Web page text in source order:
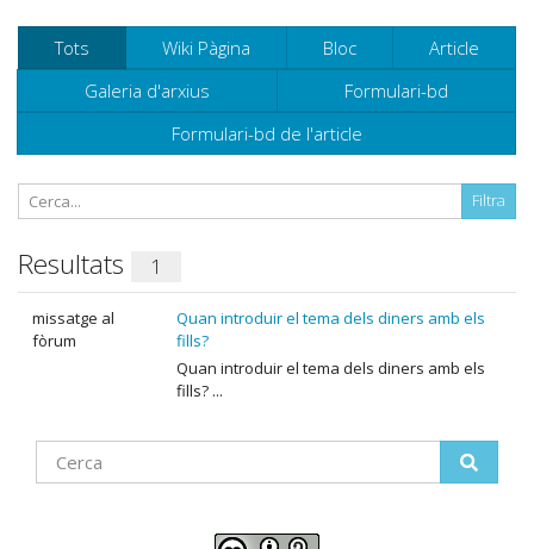
Tots Wiki Pàgina Bloc
Article
Galeria d'arxius
Formulari-bd
Formulari-bd de l'article
Resultats 1
missatge al
fòrum
Quan introduir el tema dels diners amb els
fills?
Quan introduir el tema dels diners amb els
fills? ...
Find